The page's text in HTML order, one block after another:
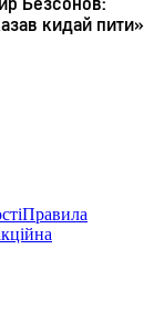
Правила